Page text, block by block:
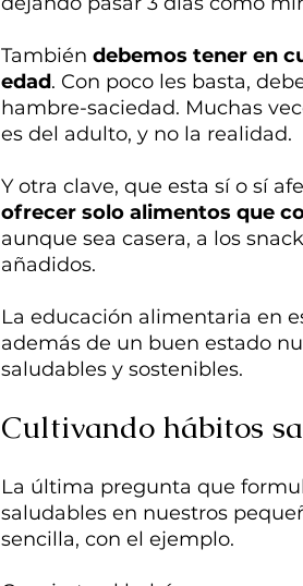
También debemos tener en
edad. Con poco les basta,
hambre-saciedad. Muchas
es del adulto, y no la realidad.
Y otra clave, que esta sí o sí
ofrecer solo alimentos que
aunque sea casera, a los
añadidos.
La educación alimentaria en
además de un buen estado
saludables y sostenibles.
Cultivando hábitos
La última pregunta que
saludables en nuestros
sencilla, con el ejemplo.